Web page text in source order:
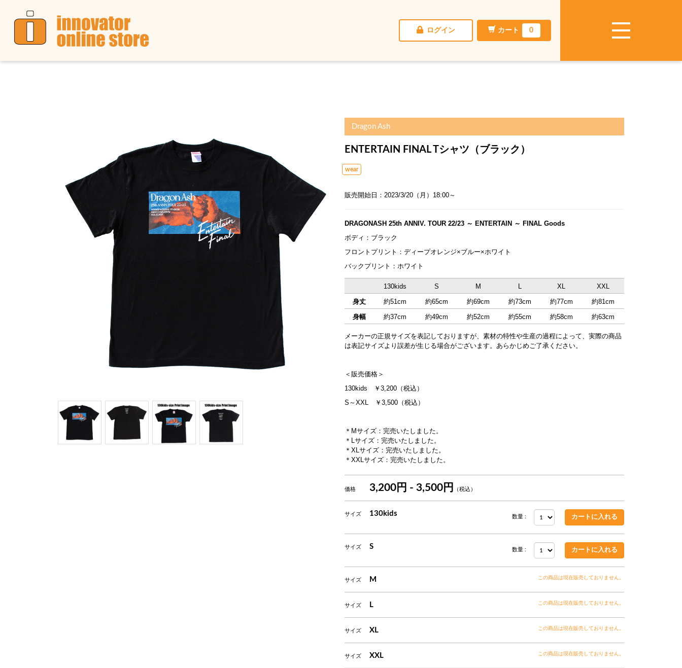
ログイン カート 0
Dragon Ash
ENTERTAIN FINAL Tシャツ（ブラック）
wear
販売開始日：2023/3/20（月）18:00～
DRAGONASH 25th ANNIV. TOUR 22/23 ～ ENTERTAIN ～ FINAL Goods
ボディ：ブラック
フロントプリント：ディープオレンジ×ブルー×ホワイト
バックプリント：ホワイト
130kids S M L XL
XXL
身丈
約51cm 約65cm 約69cm 約73cm 約77cm
約81cm
身幅
約37cm 約49cm 約52cm 約55cm 約58cm 約63cm
メーカーの正規サイズを表記しておりますが、素材の特性や生産の過程によって、実際の商品
は表記サイズより誤差が生じる場合がございます。あらかじめご了承ください。
＜販売価格＞
130kids ￥3,200（税込）
S～XXL ￥3,500（税込）
＊Mサイズ：完売いたしました。
＊Lサイズ：完売いたしました。
＊XLサイズ：完売いたしました。
＊XXLサイズ：完売いたしました。
価格 3,200円 - 3,500円 （税込）
サイズ 130kids 数量 :
サイズ S 数量 :
サイズ M この商品は現在販売しておりません。
サイズ L この商品は現在販売しておりません。
サイズ XL この商品は現在販売しておりません。
サイズ XXL この商品は現在販売しておりません。